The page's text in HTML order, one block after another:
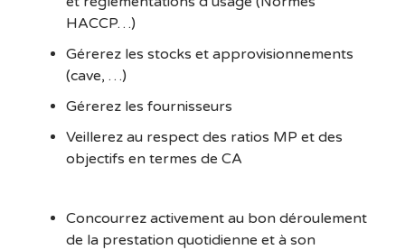
HACCP…)
Gérerez les stocks et approvisionnements
(cave, …)
Gérerez les fournisseurs
Veillerez au respect des ratios MP et des
objectifs en termes de CA
Concourrez activement au bon déroulement
de la prestation quotidienne et à son